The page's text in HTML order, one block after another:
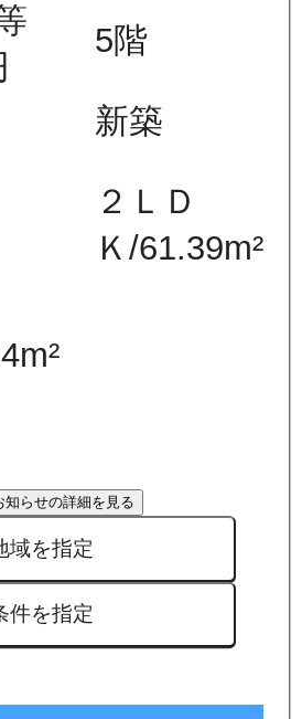
m²
5階
新築
２ＬＤ
Ｋ /61.39m²
域を指定
件を指定